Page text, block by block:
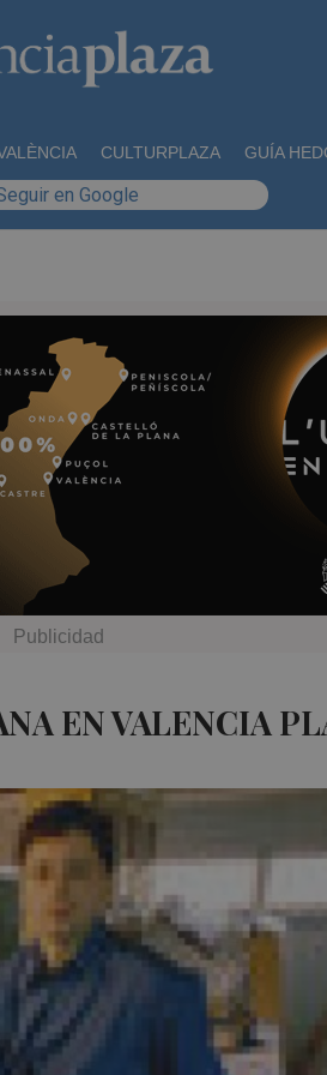
CULTURPLAZA GUÍA
en Google
EN VALENCIA